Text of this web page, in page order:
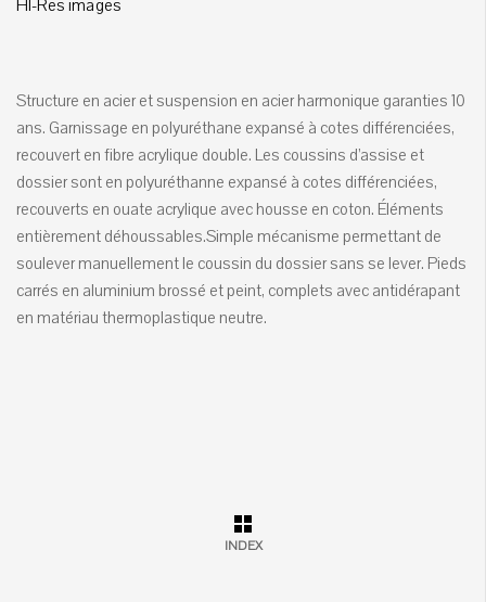
HI-Res images
Structure en acier et suspension en acier harmonique garanties 10
ans. Garnissage en polyuréthane expansé à cotes différenciées,
recouvert en fibre acrylique double. Les coussins d’assise et
dossier sont en polyuréthanne expansé à cotes différenciées,
recouverts en ouate acrylique avec housse en coton. Éléments
entièrement déhoussables.Simple mécanisme permettant de
soulever manuellement le coussin du dossier sans se lever. Pieds
carrés en aluminium brossé et peint, complets avec antidérapant
en matériau thermoplastique neutre.
INDEX